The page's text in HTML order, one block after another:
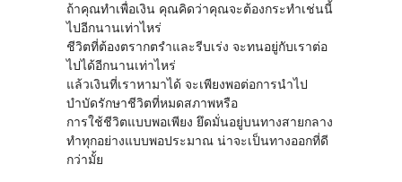
ถ้าคุณทำเพื่อเงิน คุณคิดว่าคุณจะต้องกระทำเช่นนี้
ไปอีกนานเท่าไหร่
ชีวิตที่ต้องตรากตรำและรีบเร่ง จะทนอยู่กับเราต่อ
ไปได้อีกนานเท่าไหร่
แล้วเงินที่เราหามาได้ จะเพียงพอต่อการนำไป
บำบัดรักษาชีวิตที่หมดสภาพหรือ
การใช้ชีวิตแบบพอเพียง ยึดมั่นอยู่บนทางสายกลาง
ทำทุกอย่างแบบพอประมาณ น่าจะเป็นทางออกที่ดี
กว่ามั้ย